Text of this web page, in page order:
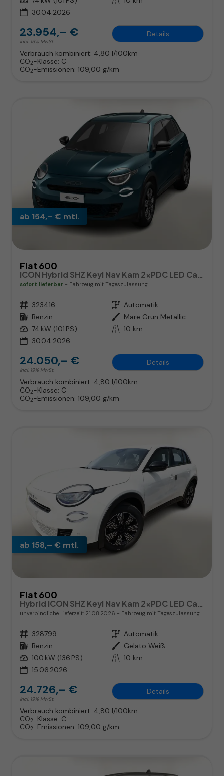
30.04.2026
23.954,– €
incl. 19% MwSt.
Details
Verbrauch kombiniert: 4,80 l/100km
CO2-Klasse: C
CO2-Emissionen: 109,00 g/km
ab 154,– € mtl.
Fiat 600
sofort lieferbar Fahrzeug mit Tageszulassung
Fahrzeugnr. 323416 Getriebe Automatik
Kraftstoff Benzin Außenfarbe Mare Grün Metallic
Leistung 74 kW (101 PS) Kilometerstand 10 km
30.04.2026
24.050,– €
incl. 19% MwSt.
Details
Verbrauch kombiniert: 4,80 l/100km
CO2-Klasse: C
CO2-Emissionen: 109,00 g/km
ab 158,– € mtl.
Fiat 600
unverbindliche Lieferzeit: 21.08.2026 Fahrzeug mit Tageszulassung
Fahrzeugnr. 328799 Getriebe Automatik
Kraftstoff Benzin Außenfarbe Gelato Weiß
Leistung 100 kW (136 PS) Kilometerstand 10 km
15.06.2026
24.726,– €
incl. 19% MwSt.
Details
Verbrauch kombiniert: 4,80 l/100km
CO2-Klasse: C
CO2-Emissionen: 109,00 g/km